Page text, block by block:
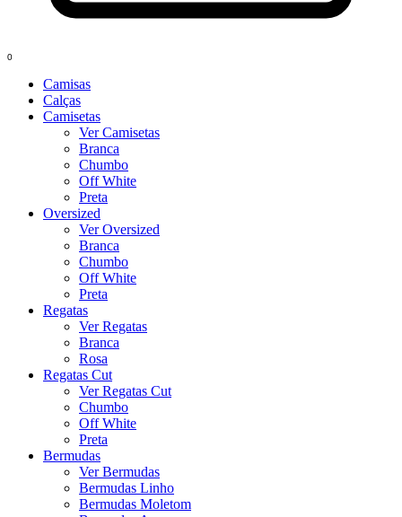
0
Camisas
Calças
Camisetas
Ver Camisetas
Branca
Chumbo
Off White
Preta
Oversized
Ver Oversized
Branca
Chumbo
Off White
Preta
Regatas
Ver Regatas
Branca
Rosa
Regatas Cut
Ver Regatas Cut
Chumbo
Off White
Preta
Bermudas
Ver Bermudas
Bermudas Linho
Bermudas Moletom